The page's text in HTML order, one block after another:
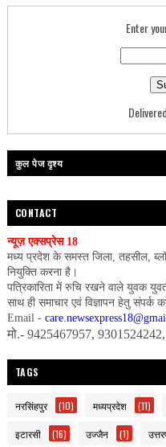
Enter
कुल पेज दृश्य
CONTACT
न्यूज़ एक्सप्रेस 18
मध्य प्रदेश के समस्त जिला, तहसील,
नियुक्ति करना है।
पत्रिकारिता में रुचि रखने वाले युवक
साथ ही समाचार एवं विज्ञापन हेतु संपर्क
Email -
मो.- 9425467957, 9301524242,
TAGS
नरसिंहपुर (10) मध्यप्रदेश (11)
इटारसी (16) उज्जैन (1)